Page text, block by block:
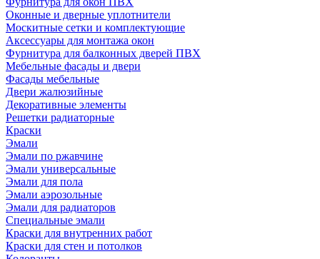
Оконные и дверные уплотнители
Москитные сетки и комплектующие
Аксессуары для монтажа окон
Фурнитура для балконных дверей ПВХ
Мебельные фасады и двери
Фасады мебельные
Двери жалюзийные
Декоративные элементы
Решетки радиаторные
Краски
Эмали
Эмали по ржавчине
Эмали универсальные
Эмали для пола
Эмали аэрозольные
Эмали для радиаторов
Специальные эмали
Краски для внутренних работ
Краски для стен и потолков